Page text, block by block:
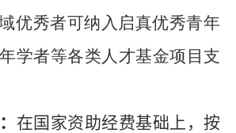
优秀者可纳入启真优秀青年
学者等各类人才基金项目支
在国家资助经费基础上，按